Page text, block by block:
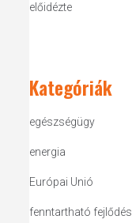
előidézte
Kategóriák
egészségügy
energia
Európai Unió
fenntartható fejlődés